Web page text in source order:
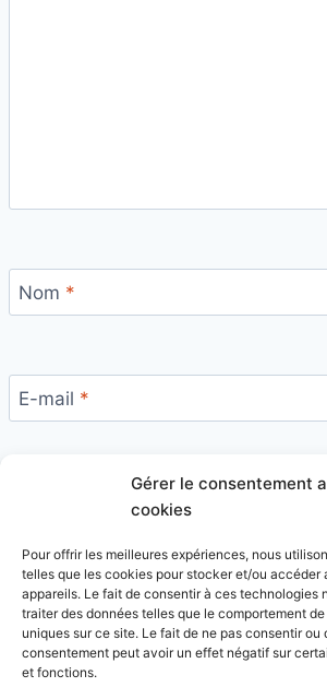
Gérer le consentement
cookies
Pour offrir les meilleures expériences, nous
telles que les cookies pour stocker et/ou accéder
appareils. Le fait de consentir à ces technologies
traiter des données telles que le comportement
uniques sur ce site. Le fait de ne pas consentir ou
consentement peut avoir un effet négatif sur
et fonctions.
Nom *
E-mail *
Ce site utilise Akismet pour réduire
En savoir plus sur la façon dont les